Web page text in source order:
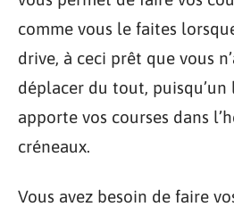
comme vous le faites
drive, à ceci prêt que vous
déplacer du tout, puisqu’un
apporte vos courses dans
créneaux.
Vous avez besoin de faire